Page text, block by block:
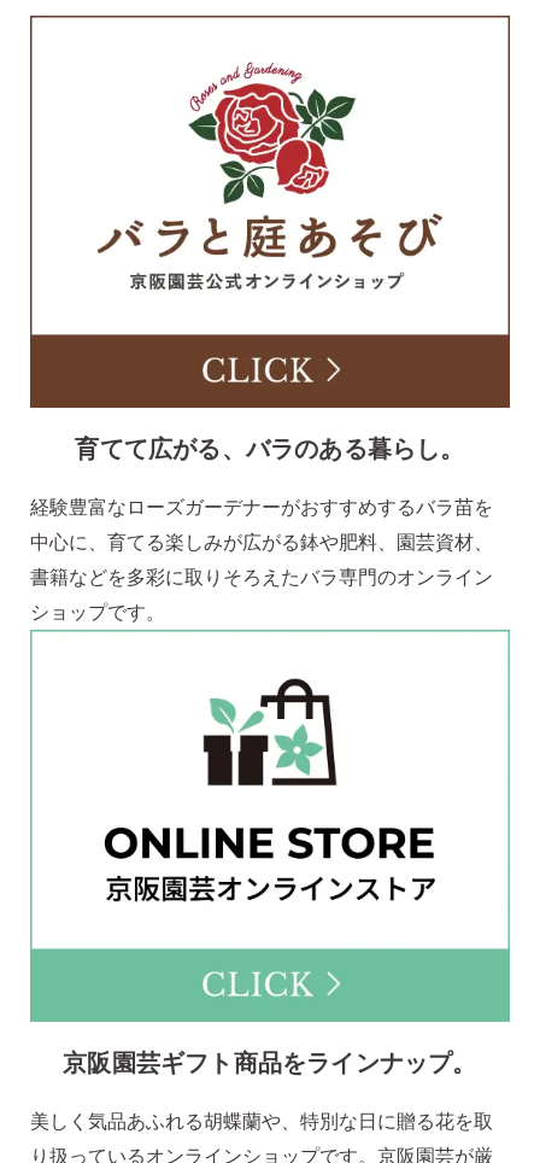
育てて広がる、バラのある暮らし。
経験豊富なローズガーデナーがおすすめするバラ苗を
中心に、育てる楽しみが広がる鉢や肥料、園芸資材、
書籍などを多彩に取りそろえたバラ専門のオンライン
ショップです。
京阪園芸ギフト商品をラインナップ。
美しく気品あふれる胡蝶蘭や、特別な日に贈る花を取
り扱っているオンラインショップです。京阪園芸が厳